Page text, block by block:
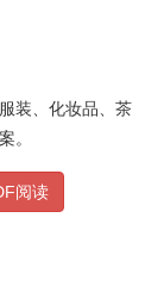
装、化妆品、茶
。
阅读